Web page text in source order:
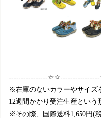
----------------
※在庫のないカラーやサイズ
12週間かかり受注生産という
※その際、国際送料1,650円(